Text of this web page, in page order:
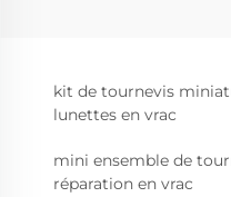
kit de tournevis
lunettes en vrac
mini ensemble de
réparation en vrac